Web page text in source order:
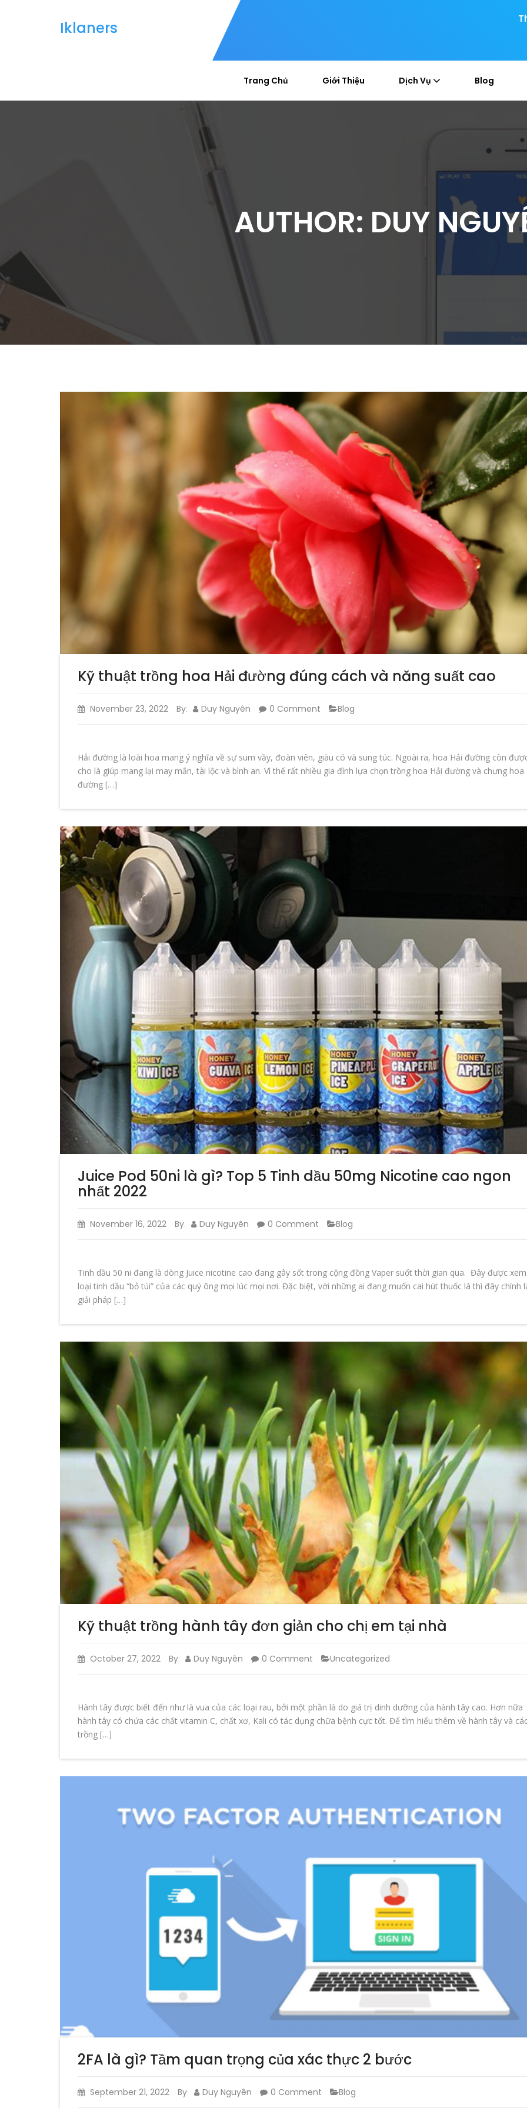
Iklaners
Trang Chủ Giới Thiệu Dịch Vụ Blog
AUTHOR: DUY
Kỹ thuật trồng hoa Hải đường đúng cách và năng suất cao
November 23, 2022 By: Duy Nguyên 0 Comment Blog
Hải đường là loài hoa mang ý nghĩa về sự sum vầy, đoàn viên, giàu có và sung túc. Ngoài ra, hoa Hải đường còn
cho là giúp mang lại may mắn, tài lộc và bình an. Vì thế rất nhiều gia đình lựa chọn trồng hoa Hải đường và chưng hoa
đường […]
Juice Pod 50ni là gì? Top 5 Tinh dầu 50mg Nicotine cao ngon
nhất 2022
November 16, 2022 By: Duy Nguyên 0 Comment Blog
Tinh dầu 50 ni đang là dòng Juice nicotine cao đang gây sốt trong cộng đồng Vaper suốt thời gian qua. Đây được
loại tinh dầu “bỏ túi” của các quý ông mọi lúc mọi nơi. Đặc biệt, với những ai đang muốn cai hút thuốc lá thì đây chính
giải pháp […]
Kỹ thuật trồng hành tây đơn giản cho chị em tại nhà
October 27, 2022 By: Duy Nguyên 0 Comment Uncategorized
Hành tây được biết đến như là vua của các loại rau, bởi một phần là do giá trị dinh dưỡng của hành tây cao. Hơn nữa
hành tây có chứa các chất vitamin C, chất xơ, Kali có tác dụng chữa bệnh cực tốt. Để tìm hiểu thêm về hành tây và
trồng […]
2FA là gì? Tầm quan trọng của xác thực 2 bước
September 21, 2022 By: Duy Nguyên 0 Comment Blog